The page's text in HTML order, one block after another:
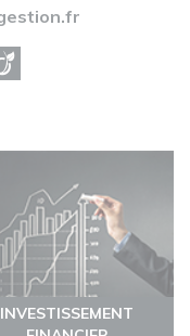
INVESTISSEMENT